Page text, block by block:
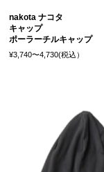
nakota ナコタ
キャップ
ポーラーチルキャップ
¥3,740〜4,730(税込）